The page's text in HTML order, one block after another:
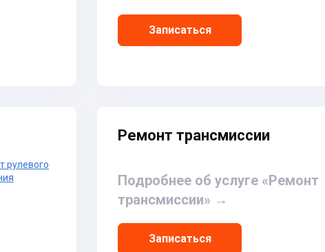
Записаться
Ремонт трансмиссии
Подробнее об услуге «Ремонт
трансмиссии» →
Записаться